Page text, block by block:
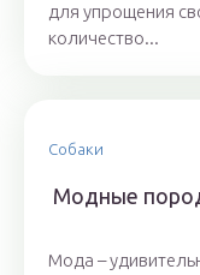
для упрощения
количество...
Собаки
Модные
Мода –